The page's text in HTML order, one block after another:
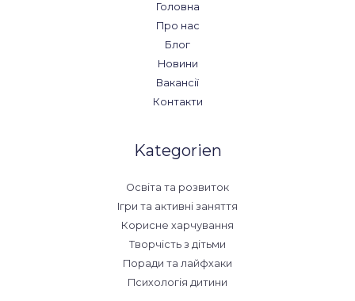
Головна
Про нас
Блог
Новини
Вакансії
Контакти
Kategorien
Освіта та розвиток
Ігри та активні заняття
Корисне харчування
Творчість з дітьми
Поради та лайфхаки
Психологія дитини